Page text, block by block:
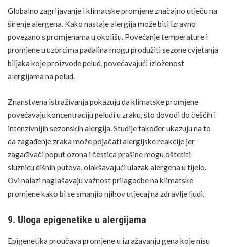
Globalno zagrijavanje i klimatske promjene značajno utječu na
širenje alergena. Kako nastaje alergija može biti izravno
povezano s promjenama u okolišu. Povećanje temperature i
promjene u uzorcima padalina mogu produžiti sezone cvjetanja
biljaka koje proizvode pelud, povećavajući izloženost
alergijama na pelud.
Znanstvena istraživanja pokazuju da klimatske promjene
povećavaju koncentraciju peludi u zraku, što dovodi do češćih i
intenzivnijih sezonskih alergija. Studije također ukazuju na to
da zagađenje zraka može pojačati alergijske reakcije jer
zagađivači poput ozona i čestica prašine mogu oštetiti
sluznicu dišnih putova, olakšavajući ulazak alergena u tijelo.
Ovi nalazi naglašavaju važnost prilagodbe na klimatske
promjene kako bi se smanjio njihov utjecaj na zdravlje ljudi.
9. Uloga epigenetike u alergijama
Epigenetika proučava promjene u izražavanju gena koje nisu